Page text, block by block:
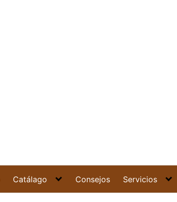
Catálago Consejos Servicios